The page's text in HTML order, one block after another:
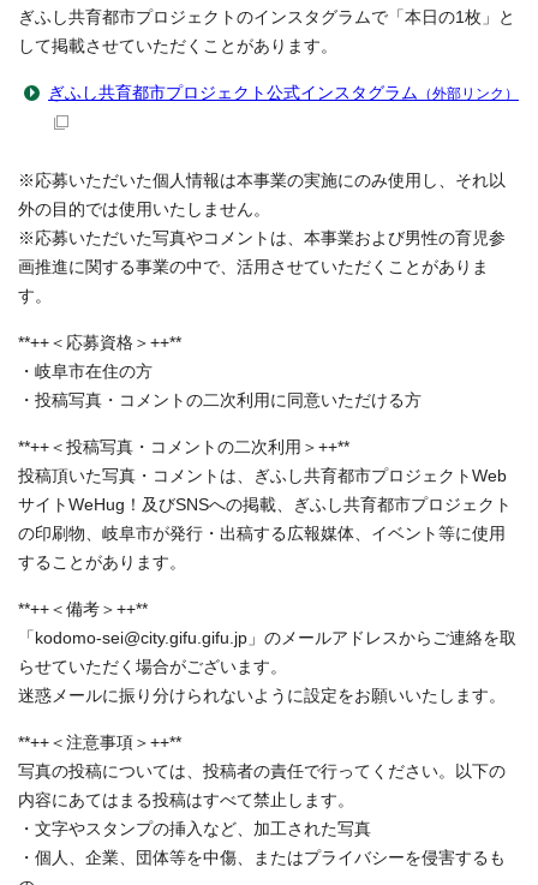
ぎふし共育都市プロジェクトのインスタグラムで「本日の1枚」と
して掲載させていただくことがあります。
ぎふし共育都市プロジェクト公式インスタグラム （外部リンク）
※応募いただいた個人情報は本事業の実施にのみ使用し、それ以
外の目的では使用いたしません。
※応募いただいた写真やコメントは、本事業および男性の育児参
画推進に関する事業の中で、活用させていただくことがありま
す。
**++＜応募資格＞++**
・岐阜市在住の方
・投稿写真・コメントの二次利用に同意いただける方
**++＜投稿写真・コメントの二次利用＞++**
投稿頂いた写真・コメントは、ぎふし共育都市プロジェクトWeb
サイトWeHug！及びSNSへの掲載、ぎふし共育都市プロジェクト
の印刷物、岐阜市が発行・出稿する広報媒体、イベント等に使用
することがあります。
**++＜備考＞++**
「kodomo-sei@city.gifu.gifu.jp」のメールアドレスからご連絡を取
らせていただく場合がございます。
迷惑メールに振り分けられないように設定をお願いいたします。
**++＜注意事項＞++**
写真の投稿については、投稿者の責任で行ってください。以下の
内容にあてはまる投稿はすべて禁止します。
・文字やスタンプの挿入など、加工された写真
・個人、企業、団体等を中傷、またはプライバシーを侵害するも